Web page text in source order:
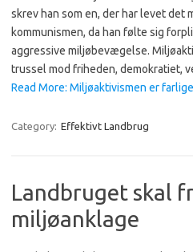
skrev han som en, der har levet det
kommunismen, da han følte sig
aggressive miljøbevægelse.
trussel mod friheden, demokratiet,
Read More: Miljøaktivismen er
Category: Effektivt Landbrug
Landbruget skal
miljøanklage